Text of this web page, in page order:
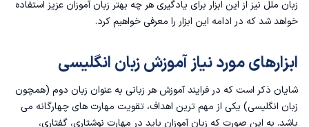
وسایل ترسیمی
عکس و تصاویر
تخته وایت برد و پروژکتور
استفاده کاربردی از ابزارهای آموزشی
زبان ملل نیز از این ابزار برای یادگیری هر چه بهتر زبان آموزان عزیز استفاده
خواهد شد که در ادامه این ابزار را معرفی خواهیم کرد.
ابزارهای مورد نیاز آموزش زبان انگلیسی
شایان ذکر است که در فرایند آموزش هر زبانی به عنوان زبان دوم (همچون
زبان انگلیسی) یکی از مهم‌ ترین اهداف، تقویت مهارت های چهارگانه می
باشد. به این صورت که زبان آموزان باید در مهارت نوشتاری، گفتاری،